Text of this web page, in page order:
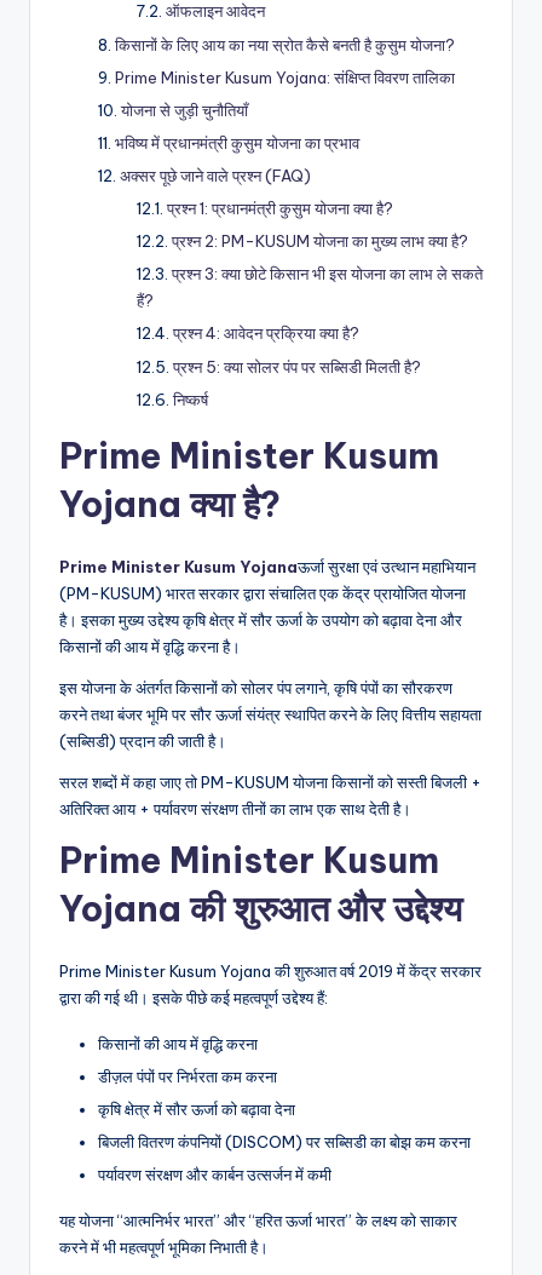
ऑफलाइन आवेदन
किसानों के लिए आय का नया स्रोत कैसे बनती है कुसुम योजना?
Prime Minister Kusum Yojana: संक्षिप्त विवरण तालिका
योजना से जुड़ी चुनौतियाँ
भविष्य में प्रधानमंत्री कुसुम योजना का प्रभाव
अक्सर पूछे जाने वाले प्रश्न (FAQ)
प्रश्न 1: प्रधानमंत्री कुसुम योजना क्या है?
प्रश्न 2: PM-KUSUM योजना का मुख्य लाभ क्या है?
प्रश्न 3: क्या छोटे किसान भी इस योजना का लाभ ले सकते
हैं?
प्रश्न 4: आवेदन प्रक्रिया क्या है?
प्रश्न 5: क्या सोलर पंप पर सब्सिडी मिलती है?
निष्कर्ष
Prime Minister Kusum
Yojana क्या है?
Prime Minister Kusum Yojanaऊर्जा सुरक्षा एवं उत्थान महाभियान
(PM-KUSUM) भारत सरकार द्वारा संचालित एक केंद्र प्रायोजित योजना
है। इसका मुख्य उद्देश्य कृषि क्षेत्र में सौर ऊर्जा के उपयोग को बढ़ावा देना और
किसानों की आय में वृद्धि करना है।
इस योजना के अंतर्गत किसानों को सोलर पंप लगाने, कृषि पंपों का सौरकरण
करने तथा बंजर भूमि पर सौर ऊर्जा संयंत्र स्थापित करने के लिए वित्तीय सहायता
(सब्सिडी) प्रदान की जाती है।
सरल शब्दों में कहा जाए तो PM-KUSUM योजना किसानों को सस्ती बिजली +
अतिरिक्त आय + पर्यावरण संरक्षण तीनों का लाभ एक साथ देती है।
Prime Minister Kusum
Yojana की शुरुआत और उद्देश्य
Prime Minister Kusum Yojana की शुरुआत वर्ष 2019 में केंद्र सरकार
द्वारा की गई थी। इसके पीछे कई महत्वपूर्ण उद्देश्य हैं:
किसानों की आय में वृद्धि करना
डीज़ल पंपों पर निर्भरता कम करना
कृषि क्षेत्र में सौर ऊर्जा को बढ़ावा देना
बिजली वितरण कंपनियों (DISCOM) पर सब्सिडी का बोझ कम करना
पर्यावरण संरक्षण और कार्बन उत्सर्जन में कमी
यह योजना “आत्मनिर्भर भारत” और “हरित ऊर्जा भारत” के लक्ष्य को साकार
करने में भी महत्वपूर्ण भूमिका निभाती है।